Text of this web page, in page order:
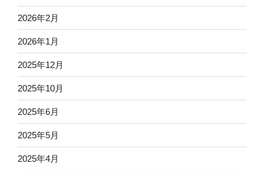
2026年2月
2026年1月
2025年12月
2025年10月
2025年6月
2025年5月
2025年4月